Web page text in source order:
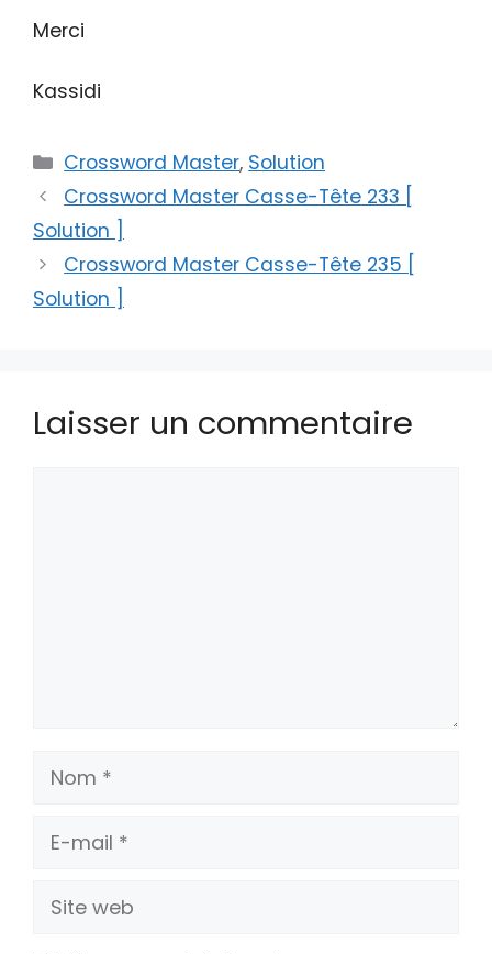
Merci
Kassidi
Catégories
Crossword Master, Solution
Crossword Master Casse-Tête 233 [
Solution ]
Crossword Master Casse-Tête 235 [
Solution ]
Laisser un commentaire
Nom
E-
Site